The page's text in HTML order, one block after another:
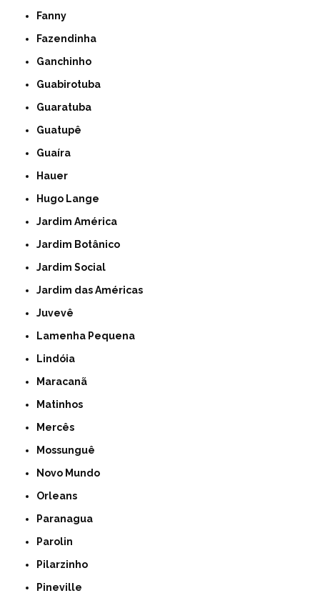
Fanny
Fazendinha
Ganchinho
Guabirotuba
Guaratuba
Guatupê
Guaíra
Hauer
Hugo Lange
Jardim América
Jardim Botânico
Jardim Social
Jardim das Américas
Juvevê
Lamenha Pequena
Lindóia
Maracanã
Matinhos
Mercês
Mossunguê
Novo Mundo
Orleans
Paranagua
Parolin
Pilarzinho
Pineville